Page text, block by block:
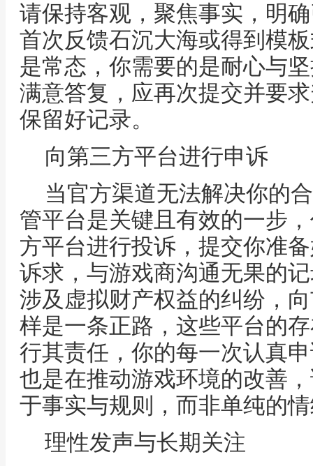
请保持客观，聚焦事实，明
首次反馈石沉大海或得到模
是常态，你需要的是耐心与
满意答复，应再次提交并要
保留好记录。
向第三方平台进行申诉
当官方渠道无法解决你的
管平台是关键且有效的一步
方平台进行投诉，提交你准
诉求，与游戏商沟通无果的
涉及虚拟财产权益的纠纷，
样是一条正路，这些平台的
行其责任，你的每一次认真
也是在推动游戏环境的改善
于事实与规则，而非单纯的
理性发声与长期关注